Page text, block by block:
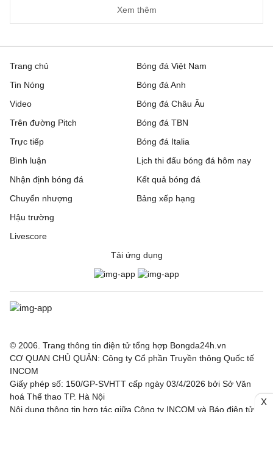
Xem thêm
Trang chủ
Tin Nóng
Video
Trên đường Pitch
Trực tiếp
Bóng đá Việt Nam
Bóng đá Anh
Bóng đá Châu Âu
Bóng đá TBN
Bóng đá Italia
Bình luận
Nhận định bóng đá
Chuyển nhượng
Hậu trường
Livescore
Lịch thi đấu bóng đá hôm nay
Kết quả bóng đá
Bảng xếp hạng
Tải ứng dụng
© 2006. Trang thông tin điện tử tổng hợp Bongda24h.vn
CƠ QUAN CHỦ QUẢN: Công ty Cổ phần Truyền thông Quốc tế
INCOM
Giấy phép số: 150/GP-SVHTT cấp ngày 03/4/2026 bởi Sở Văn
hoá Thể thao TP. Hà Nội
Nội dung thông tin hợp tác giữa Công ty INCOM và Báo điện tử
X